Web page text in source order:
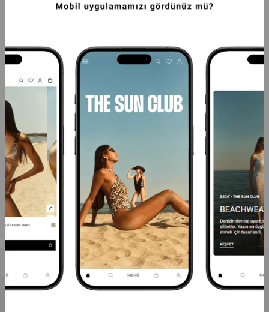
PREMIUM GALEN KAZAYAĞI BOYFRIEND
DOKUMA CEKET KAHVERENGI
3.999,99TL
SEPETTE %20 İNDİRİM
DOKUMA CEKET SIYAH
3.999,99TL
SEPETTE %20 İNDİRİM
GÖRÜNTÜLENEN SON ÜRÜNLER